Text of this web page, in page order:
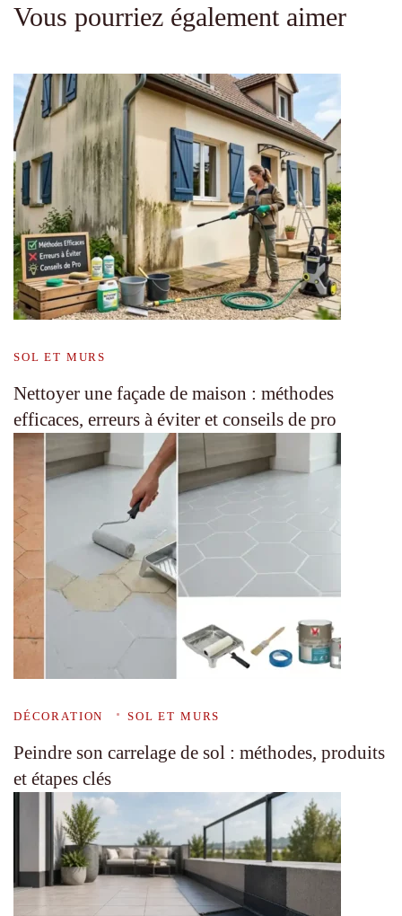
Vous pourriez également aimer
SOL ET MURS
Nettoyer une façade de maison : méthodes
efficaces, erreurs à éviter et conseils de pro
DÉCORATION SOL ET MURS
Peindre son carrelage de sol : méthodes, produits
et étapes clés